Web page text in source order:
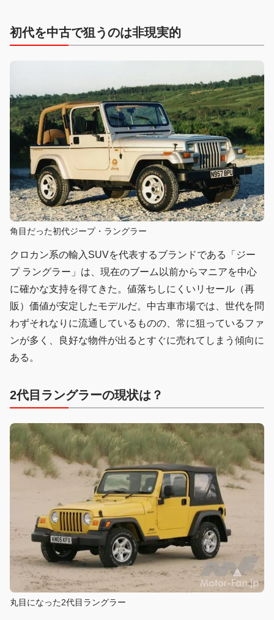
初代を中古で狙うのは非現実的
角目だった初代ジープ・ラングラー
クロカン系の輸入SUVを代表するブランドである「ジー
プ ラングラー」は、現在のブーム以前からマニアを中心
に確かな支持を得てきた。値落ちしにくいリセール（再
販）価値が安定したモデルだ。中古車市場では、世代を問
わずそれなりに流通しているものの、常に狙っているファ
ンが多く、良好な物件が出るとすぐに売れてしまう傾向に
ある。
2代目ラングラーの現状は？
丸目になった2代目ラングラー